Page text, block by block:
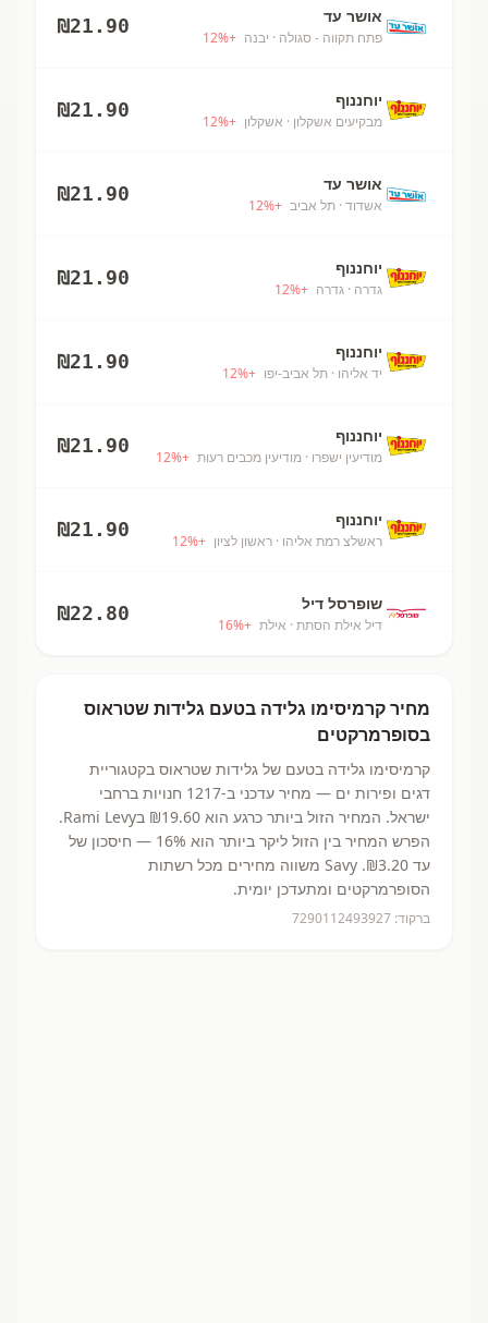
אושר עד
פתח תקווה - סגולה · יבנה +
12%
₪21.90
יוחננוף
מבקיעים אשקלון · אשקלון +
12%
₪21.90
אושר עד
אשדוד · תל אביב +
12%
₪21.90
יוחננוף
גדרה · גדרה +
12%
₪21.90
יוחננוף
יד אליהו · תל אביב-יפו +
12%
₪21.90
יוחננוף
מודיעין ישפרו · מודיעין מכבים רעות +
12%
₪21.90
יוחננוף
ראשלצ רמת אליהו · ראשון לציון +
12%
₪21.90
שופרסל דיל
דיל אילת הסתת · אילת +
16%
₪22.80
מחיר קרמיסימו גלידה בטעם גלידות שטראוס
בסופרמרקטים
קרמיסימו גלידה בטעם של גלידות שטראוס בקטגוריית
דגים ופירות ים — מחיר עדכני ב-1217 חנויות ברחבי
ישראל. המחיר הזול ביותר כרגע הוא ₪19.60
בRami Levy.
הפרש המחיר בין הזול ליקר ביותר הוא 16% — חיסכון של
עד ₪3.20.
Savy משווה מחירים מכל רשתות
הסופרמרקטים ומתעדכן יומית.
ברקוד: 7290112493927